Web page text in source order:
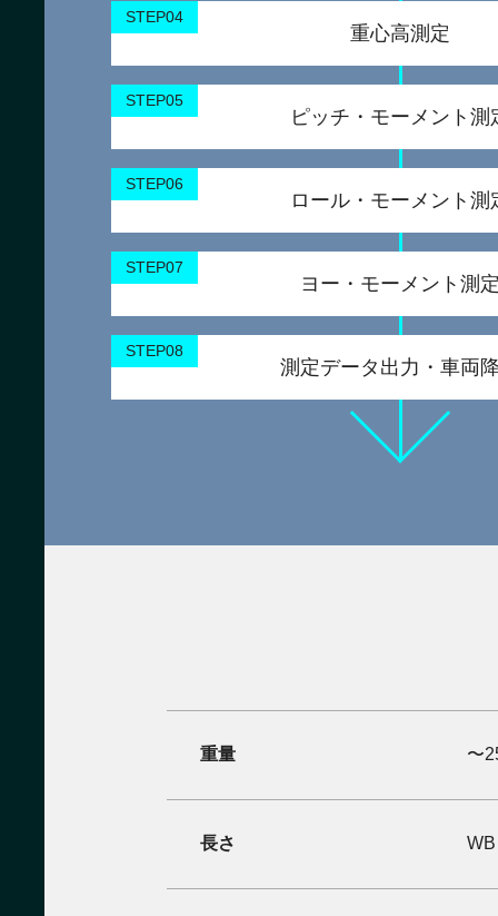
STEP04
重心高測定
STEP05
ピッチ・モーメント測
STEP06
ロール・モーメント測
STEP07
ヨー・モーメント測
STEP08
測定データ出力・車両
重量 〜
長さ